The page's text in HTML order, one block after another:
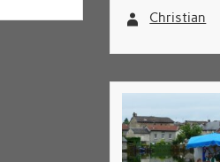
Christian